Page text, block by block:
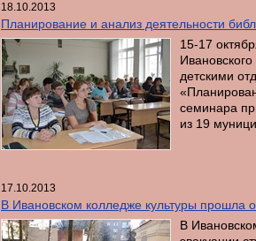
18.10.2013
Планирование и анализ деятельности
15-17
детскими
семинара
из 19
17.10.2013
В Ивановском колледже культуры прошла
В